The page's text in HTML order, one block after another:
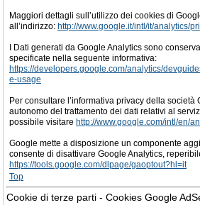
Maggiori dettagli sull’utilizzo dei cookies di
all’indirizzo: http://www.google.it/intl/it/analytics/
I Dati generati da Google Analytics sono
specificate nella seguente informativa:
https://developers.google.com/analytics/
e-usage
Per consultare l’informativa privacy della società
autonomo del trattamento dei dati relativi al
possibile visitare http://www.google.com/intl/en/
Google mette a disposizione un componente
consente di disattivare Google Analytics,
https://tools.google.com/dlpage/gaoptout?hl=it
Top
Cookie di terze parti - Cookies Google